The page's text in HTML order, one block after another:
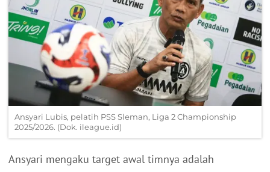
Ansyari Lubis, pelatih PSS Sleman, Liga 2 Championship
2025/2026. (Dok. ileague.id)
Ansyari mengaku target awal timnya adalah